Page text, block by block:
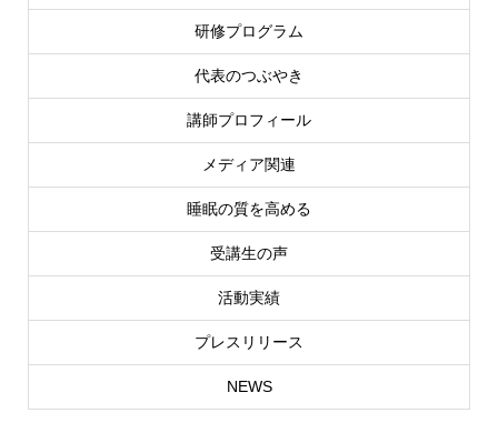
研修プログラム
代表のつぶやき
講師プロフィール
メディア関連
睡眠の質を高める
受講生の声
活動実績
プレスリリース
NEWS